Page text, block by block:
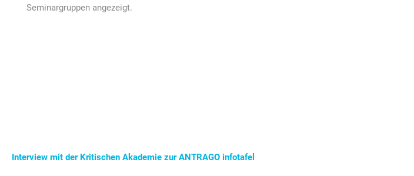
Seminargruppen angezeigt.
Interview mit der Kritischen Akademie zur ANTRAGO infotafel